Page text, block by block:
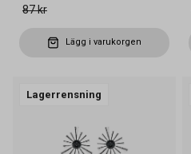
87 kr
Lägg i varukorgen
Lagerrensning